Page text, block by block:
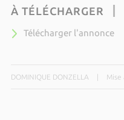
À TÉLÉCHARGER
Télécharger l'annonce
DOMINIQUE DONZELLA Mise